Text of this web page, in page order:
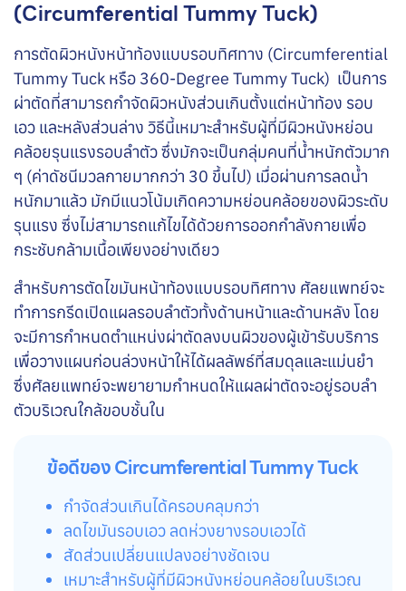
(Circumferential Tummy Tuck)
การตัดผิวหนังหน้าท้องแบบรอบทิศทาง (Circumferential
Tummy Tuck หรือ 360-Degree Tummy Tuck) เป็นการ
ผ่าตัดที่สามารถกำจัดผิวหนังส่วนเกินตั้งแต่หน้าท้อง รอบ
เอว และหลังส่วนล่าง วิธีนี้เหมาะสำหรับผู้ที่มีผิวหนังหย่อน
คล้อยรุนแรงรอบลำตัว ซึ่งมักจะเป็นกลุ่มคนที่น้ำหนักตัวมาก
ๆ (ค่าดัชนีมวลกายมากกว่า 30 ขึ้นไป) เมื่อผ่านการลดน้ำ
หนักมาแล้ว มักมีแนวโน้มเกิดความหย่อนคล้อยของผิวระดับ
รุนแรง ซึ่งไม่สามารถแก้ไขได้ด้วยการออกกำลังกายเพื่อ
กระชับกล้ามเนื้อเพียงอย่างเดียว
สำหรับการตัดไขมันหน้าท้องแบบรอบทิศทาง ศัลยแพทย์จะ
ทำการกรีดเปิดแผลรอบลำตัวทั้งด้านหน้าและด้านหลัง โดย
จะมีการกำหนดตำแหน่งผ่าตัดลงบนผิวของผู้เข้ารับบริการ
เพื่อวางแผนก่อนล่วงหน้าให้ได้ผลลัพธ์ที่สมดุลและแม่นยำ
ซึ่งศัลยแพทย์จะพยายามกำหนดให้แผลผ่าตัดจะอยู่รอบลำ
ตัวบริเวณใกล้ขอบชั้นใน
ข้อดีของ Circumferential Tummy Tuck
กำจัดส่วนเกินได้ครอบคลุมกว่า
ลดไขมันรอบเอว ลดห่วงยางรอบเอวได้
สัดส่วนเปลี่ยนแปลงอย่างชัดเจน
เหมาะสำหรับผู้ที่มีผิวหนังหย่อนคล้อยในบริเวณ